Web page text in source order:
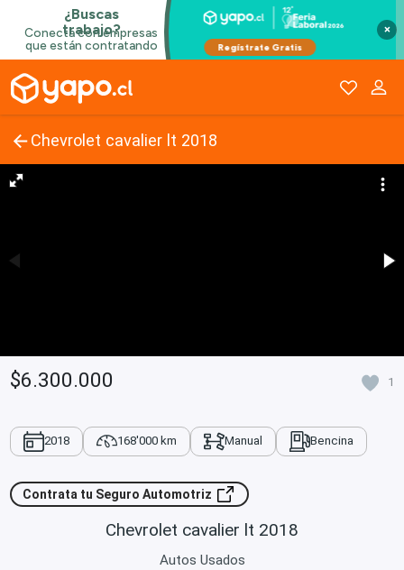
×
Chevrolet cavalier lt 2018
$6.300.000 1
2018 168'000 km Manual Bencina
Contrata tu Seguro Automotriz
Chevrolet cavalier lt 2018
Autos Usados